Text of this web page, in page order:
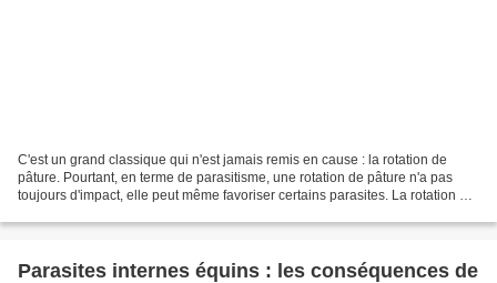
C'est un grand classique qui n'est jamais remis en cause : la rotation de
pâture. Pourtant, en terme de parasitisme, une rotation de pâture n'a pas
toujours d'impact, elle peut même favoriser certains parasites. La rotation de
Parasites internes équins : les conséquences de